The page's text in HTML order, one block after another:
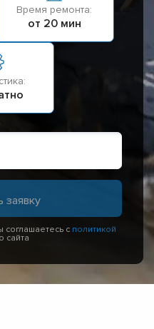
Время ремонта:
от 20 мин
с политикой
сайта